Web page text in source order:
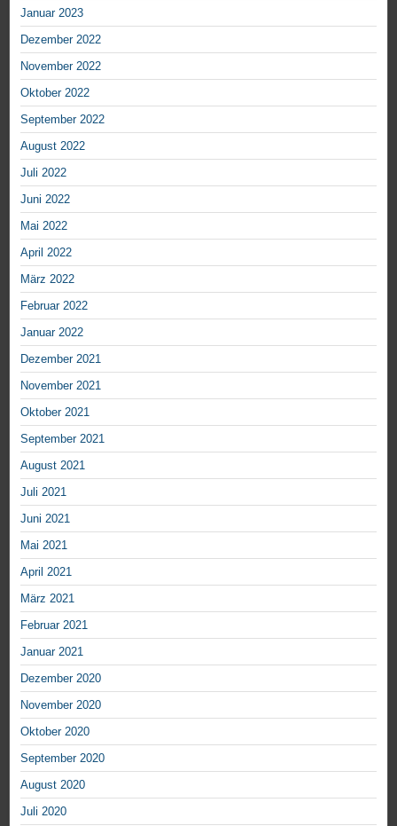
Januar 2023
Dezember 2022
November 2022
Oktober 2022
September 2022
August 2022
Juli 2022
Juni 2022
Mai 2022
April 2022
März 2022
Februar 2022
Januar 2022
Dezember 2021
November 2021
Oktober 2021
September 2021
August 2021
Juli 2021
Juni 2021
Mai 2021
April 2021
März 2021
Februar 2021
Januar 2021
Dezember 2020
November 2020
Oktober 2020
September 2020
August 2020
Juli 2020